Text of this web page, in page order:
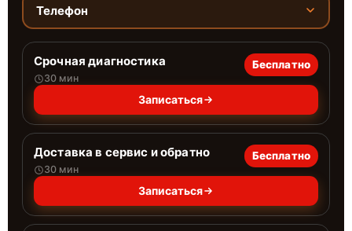
Телефон
Срочная диагностика
30 мин
Бесплатно
Записаться
Доставка в сервис и обратно
30 мин
Бесплатно
Записаться